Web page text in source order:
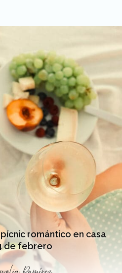
romántico en casa
de febrero